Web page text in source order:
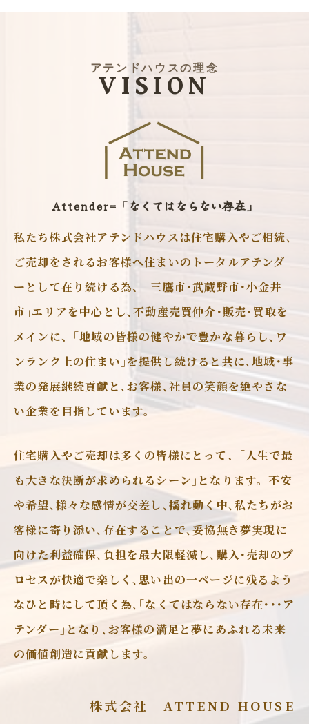
アテンドハウスの理念
VISION
Attender=「なくてはならない存在」
私たち株式会社アテンドハウスは住宅購入やご相続､
ご売却をされるお客様へ住まいのトータルアテンダ
ーとして在り続ける為、｢三鷹市･武蔵野市･小金井
市｣エリアを中心とし､不動産売買仲介･販売･買取を
メインに、｢地域の皆様の健やかで豊かな暮らし､ワ
ンランク上の住まい｣を提供し続けると共に､地域･事
業の発展継続貢献と､お客様､社員の笑顔を絶やさな
い企業を目指しています。
住宅購入やご売却は多くの皆様にとって、｢人生で最
も大きな決断が求められるシーン｣となります。不安
や希望､様々な感情が交差し､揺れ動く中､私たちがお
客様に寄り添い､存在することで､妥協無き夢実現に
向けた利益確保､負担を最大限軽減し､購入･売却のプ
ロセスが快適で楽しく､思い出の一ページに残るよう
なひと時にして頂く為､｢なくてはならない存在･･･ア
テンダー｣となり､お客様の満足と夢にあふれる未来
の価値創造に貢献します。
株式会社 ATTEND HOUSE